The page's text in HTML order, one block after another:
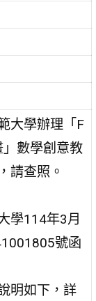
大學辦理「F
數學創意教
請查照。
學114年3月
號函
明如下，詳